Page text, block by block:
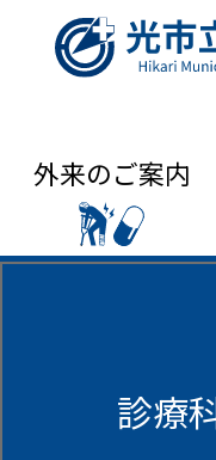
外来のご案内
診療